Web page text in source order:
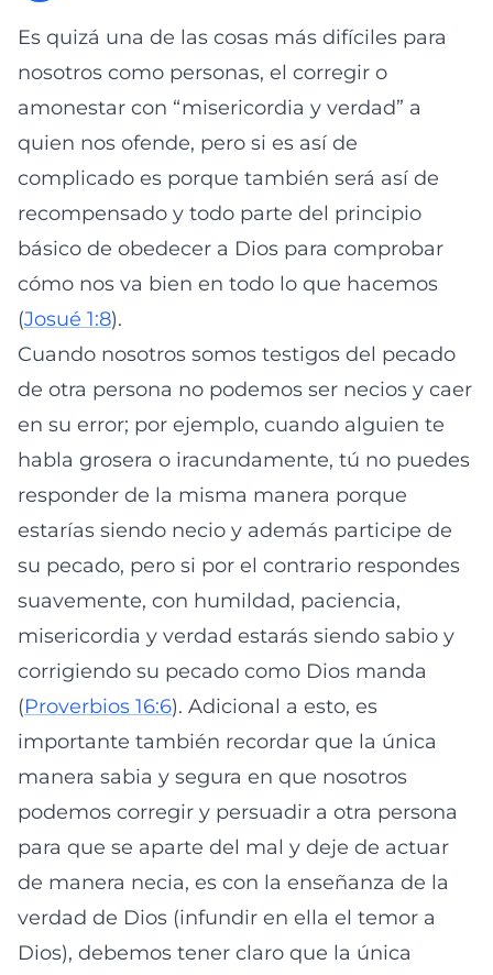
Es quizá una de las cosas más difíciles para
nosotros como personas, el corregir o
amonestar con “misericordia y verdad” a
quien nos ofende, pero si es así de
complicado es porque también será así de
recompensado y todo parte del principio
básico de obedecer a Dios para comprobar
cómo nos va bien en todo lo que hacemos
(Josué 1:8).
Cuando nosotros somos testigos del pecado
de otra persona no podemos ser necios y caer
en su error; por ejemplo, cuando alguien te
habla grosera o iracundamente, tú no puedes
responder de la misma manera porque
estarías siendo necio y además participe de
su pecado, pero si por el contrario respondes
suavemente, con humildad, paciencia,
misericordia y verdad estarás siendo sabio y
corrigiendo su pecado como Dios manda
(Proverbios 16:6). Adicional a esto, es
importante también recordar que la única
manera sabia y segura en que nosotros
podemos corregir y persuadir a otra persona
para que se aparte del mal y deje de actuar
de manera necia, es con la enseñanza de la
verdad de Dios (infundir en ella el temor a
Dios), debemos tener claro que la única